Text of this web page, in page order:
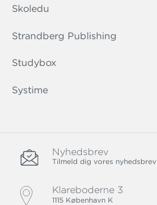
Skoledu
Strandberg Publishing
Studybox
Systime
Nyhedsbrev
Tilmeld dig vores nyhedsbrev
Klareboderne 3
1115 København K